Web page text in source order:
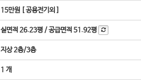
15만원 [ 공용전기외 ]
실면적26.23평 /공급면적51.92평
지상 2층/3층
1 개